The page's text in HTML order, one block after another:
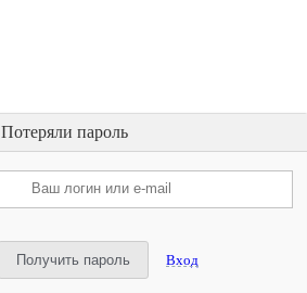
Потеряли пароль
Вход